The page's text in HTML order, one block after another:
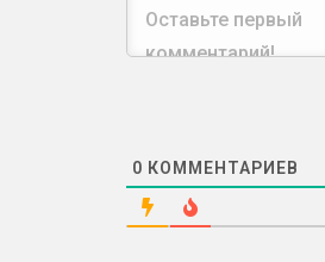
0 КОММЕНТАРИЕВ